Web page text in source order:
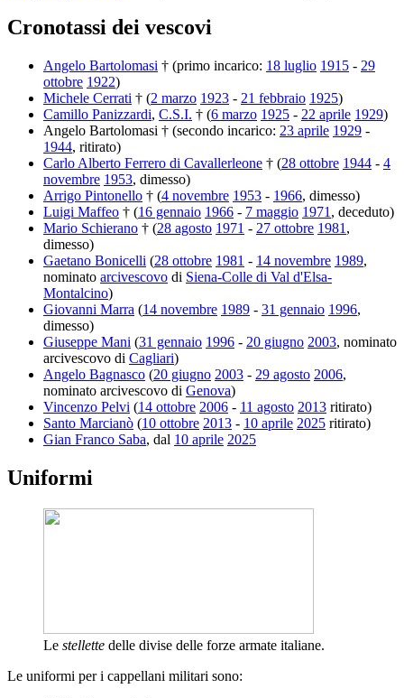
Cronotassi dei vescovi
Angelo Bartolomasi † (primo incarico: 18 luglio 1915 - 29
ottobre 1922)
Michele Cerrati † (2 marzo 1923 - 21 febbraio 1925)
Camillo Panizzardi, C.S.I. † (6 marzo 1925 - 22 aprile 1929)
Angelo Bartolomasi † (secondo incarico: 23 aprile 1929 -
1944, ritirato)
Carlo Alberto Ferrero di Cavallerleone † (28 ottobre 1944 - 4
novembre 1953, dimesso)
Arrigo Pintonello † (4 novembre 1953 - 1966, dimesso)
Luigi Maffeo † (16 gennaio 1966 - 7 maggio 1971 , deceduto)
Mario Schierano † (28 agosto 1971 - 27 ottobre 1981 ,
dimesso)
Gaetano Bonicelli (28 ottobre 1981 - 14 novembre 1989,
nominato arcivescovo di Siena-Colle di Val d'Elsa-
Montalcino)
Giovanni Marra (14 novembre 1989 - 31 gennaio 1996,
dimesso)
Giuseppe Mani (31 gennaio 1996 - 20 giugno 2003, nominato
arcivescovo di Cagliari)
Angelo Bagnasco (20 giugno 2003 - 29 agosto 2006,
nominato arcivescovo di Genova)
Vincenzo Pelvi (14 ottobre 2006 - 11 agosto 2013 ritirato)
Santo Marcianò (10 ottobre 2013 - 10 aprile 2025 ritirato)
Gian Franco Saba, dal 10 aprile 2025
Uniformi
Le stellette delle divise delle forze armate italiane.
Le uniformi per i cappellani militari sono: